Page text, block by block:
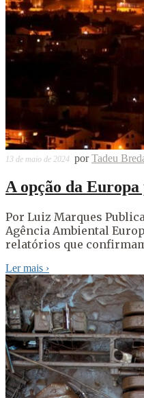
13 de maio de 2024 porTadeu
A opção da Europa
Por Luiz Marques
Agência Ambiental
relatórios que
Ler mais ›